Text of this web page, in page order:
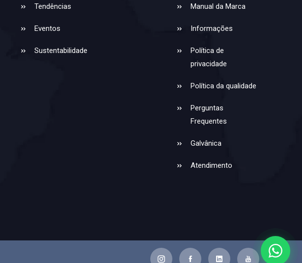
Tendências
Eventos
Sustentabilidade
Manual da Marca
Informações
Política de
privacidade
Política da qualidade
Perguntas
Frequentes
Galvânica
Atendimento